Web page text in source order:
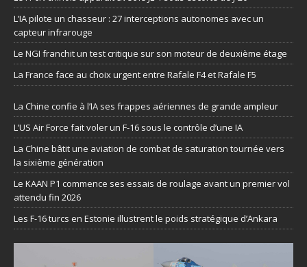
L’IA pilote un chasseur : 27 interceptions autonomes avec un
capteur infrarouge
Le NGI franchit un test critique sur son moteur de deuxième étage
La France face au choix urgent entre Rafale F4 et Rafale F5
La Chine confie à l’IA ses frappes aériennes de grande ampleur
L’US Air Force fait voler un F-16 sous le contrôle d’une IA
La Chine bâtit une aviation de combat de saturation tournée vers
la sixième génération
Le KAAN P1 commence ses essais de roulage avant un premier vol
attendu fin 2026
Les F-16 turcs en Estonie illustrent le poids stratégique d’Ankara